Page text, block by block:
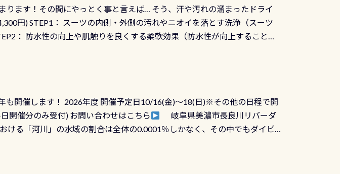
ります！その間にやっとく事と言えば… そう、汗や汚れの溜まったドライ
円) STEP1： スーツの内側・外側の汚れやニオイを落とす洗浄（スーツ
： 防水性の向上や肌触りを良くする柔軟効果（防水性が向上することで
る…ってのは避けましょう！実際水につけて水検査して調べます ●給気バ
リーニングの際に行うのですが、空気を送り込む「給気バルブ」のオーバ
点検と一緒な訳ですから、ボタンが潮噛みしてドライスーツに空気が入り
ましょう！まだした事がない方はこれを機会に是非やってください！！ ●
も開催します！ 2026年度 開催予定日10/16(金)～18(日)※その他の日程で開
開催分のみ受付) お問い合わせはこちら
岐阜県美濃市長良川リバーダ
ける「河川」の水域の割合は全体の0.0001％しかなく、その中でもダイビ